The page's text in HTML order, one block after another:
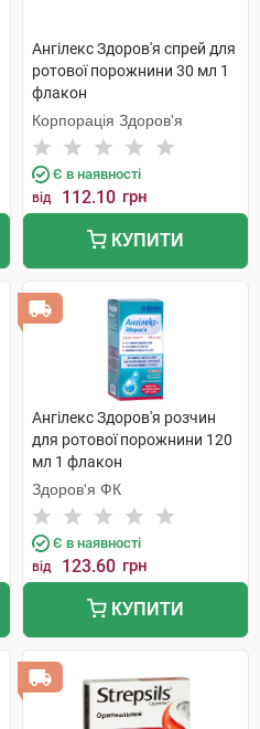
Ангілекс Здоров'я спрей для
ротової порожнини 30 мл 1
флакон
Корпорація Здоров'я
Є в наявності
від 112.10 грн
КУПИТИ
Ангілекс Здоров'я розчин
для ротової порожнини 120
мл 1 флакон
Здоров'я ФК
Є в наявності
від 123.60 грн
КУПИТИ